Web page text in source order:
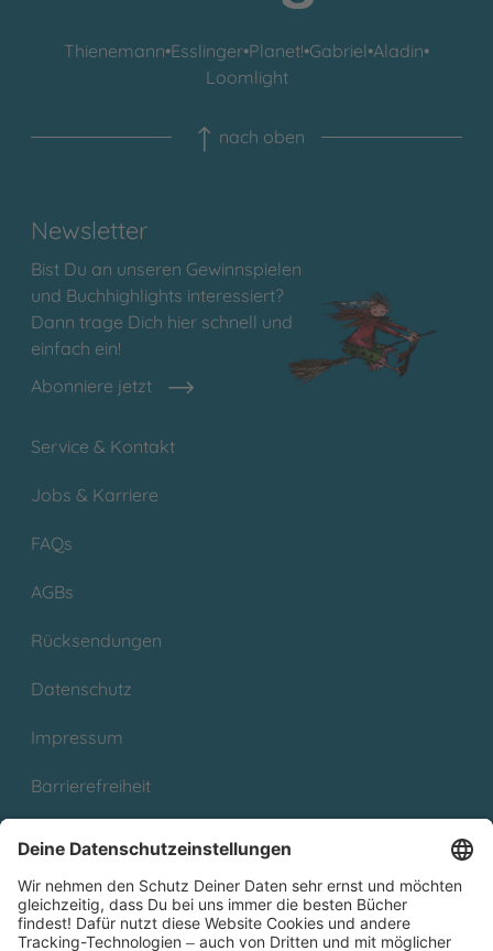
Thienemann•Esslinger•Planet!•Gabriel•Aladin•
Loomlight
nach oben
Newsletter
Bist Du an unseren Gewinnspielen
und Buchhighlights interessiert?
Dann trage Dich hier schnell und
einfach ein!
Abonniere jetzt
Service & Kontakt
Jobs & Karriere
FAQs
AGBs
Rücksendungen
Datenschutz
Impressum
Barrierefreiheit
Partnerprogramm (Affiliate)